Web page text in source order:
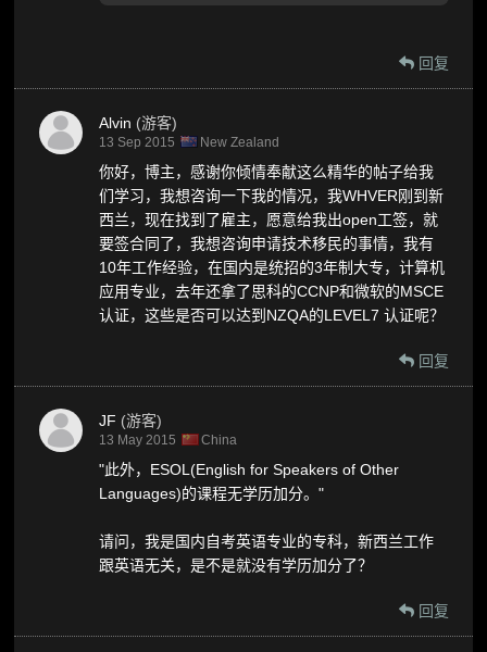
回复
Alvin (游客)
13 Sep 2015 New Zealand
你好，博主，感谢你倾情奉献这么精华的帖子给我
们学习，我想咨询一下我的情况，我WHVER刚到新
西兰，现在找到了雇主，愿意给我出open工签，就
要签合同了，我想咨询申请技术移民的事情，我有
10年工作经验，在国内是统招的3年制大专，计算机
应用专业，去年还拿了思科的CCNP和微软的MSCE
认证，这些是否可以达到NZQA的LEVEL7 认证呢？
回复
JF (游客)
13 May 2015 China
"此外，ESOL(English for Speakers of Other
Languages)的课程无学历加分。"
请问，我是国内自考英语专业的专科，新西兰工作
跟英语无关，是不是就没有学历加分了？
回复